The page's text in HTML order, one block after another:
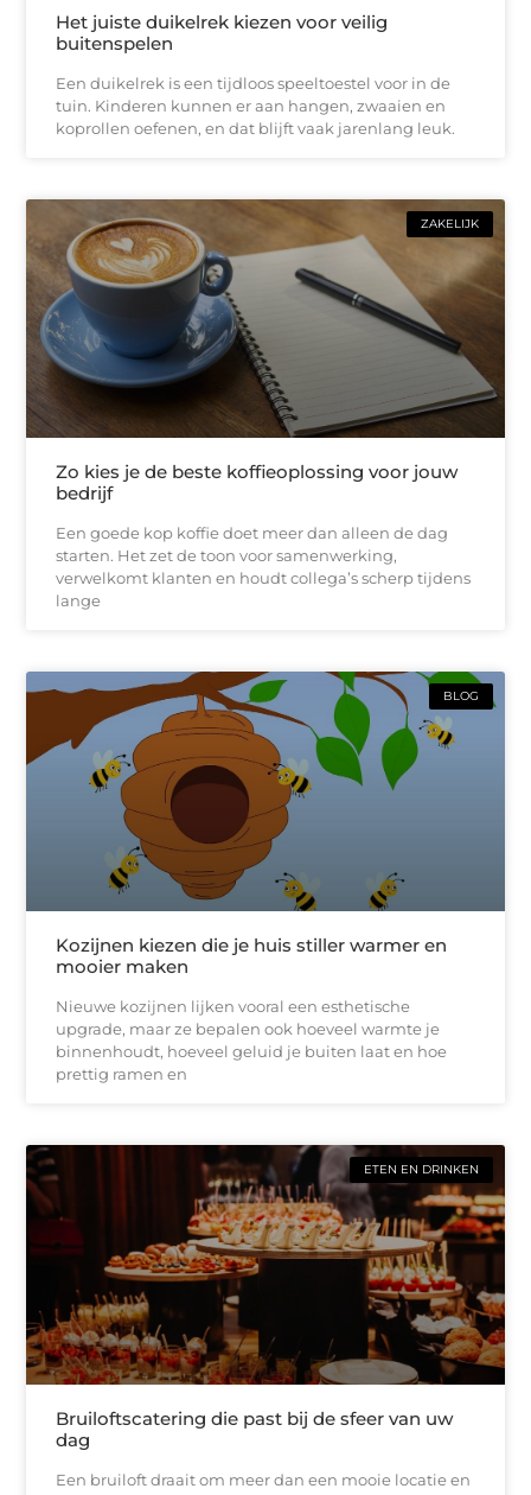
Het juiste duikelrek kiezen voor veilig
buitenspelen
Een duikelrek is een tijdloos speeltoestel voor in de
tuin. Kinderen kunnen er aan hangen, zwaaien en
koprollen oefenen, en dat blijft vaak jarenlang leuk.
ZAKELIJK
Zo kies je de beste koffieoplossing voor jouw
bedrijf
Een goede kop koffie doet meer dan alleen de dag
starten. Het zet de toon voor samenwerking,
verwelkomt klanten en houdt collega’s scherp tijdens
lange
BLOG
Kozijnen kiezen die je huis stiller warmer en
mooier maken
Nieuwe kozijnen lijken vooral een esthetische
upgrade, maar ze bepalen ook hoeveel warmte je
binnenhoudt, hoeveel geluid je buiten laat en hoe
prettig ramen en
ETEN EN DRINKEN
Bruiloftscatering die past bij de sfeer van uw
dag
Een bruiloft draait om meer dan een mooie locatie en